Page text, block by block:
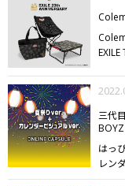
ブ会
楽屋
の緊
って
た、
てお
嬉し
アシ
観戦
ア、
三代
はっ
レン